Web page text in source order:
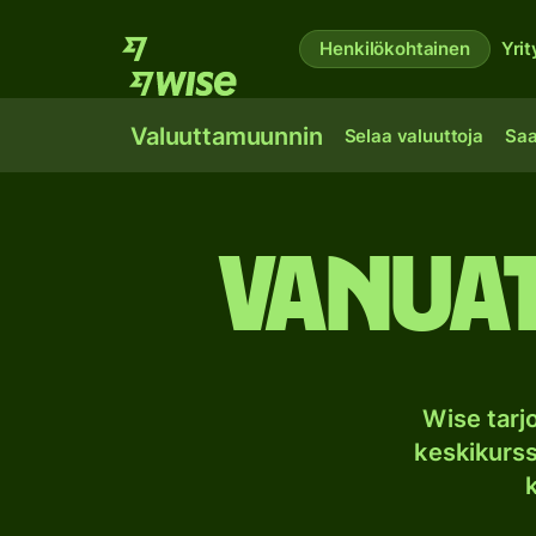
Henkilökohtainen
Valuuttamuunnin Selaa valuuttoja
Wise